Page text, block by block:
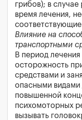
грибов); в случае
время лечения,
Влияние на
транспортными
В период
осторожность
средствами и
опасными
повышенной
психомоторных
вызывать